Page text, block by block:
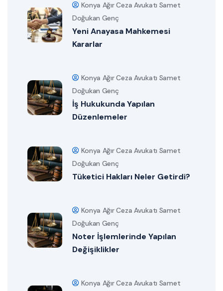
Konya Ağır Ceza Avukatı Samet
Doğukan Genç
Yeni Anayasa Mahkemesi
Kararlar
Konya Ağır Ceza Avukatı Samet
Doğukan Genç
İş Hukukunda Yapılan
Düzenlemeler
Konya Ağır Ceza Avukatı Samet
Doğukan Genç
Tüketici Hakları Neler Getirdi?
Konya Ağır Ceza Avukatı Samet
Doğukan Genç
Noter İşlemlerinde Yapılan
Değişiklikler
Konya Ağır Ceza Avukatı Samet